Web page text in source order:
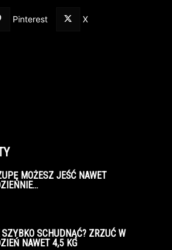
Pinterest X
MOŻESZ JEŚĆ NAWET
SCHUDNĄĆ? ZRZUĆ W
NAWET 4,5 KG